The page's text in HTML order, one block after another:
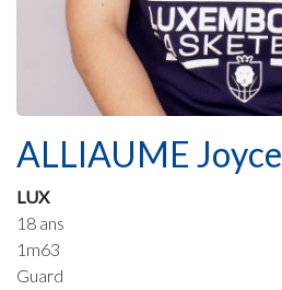
ALLIAUME Joyce
LUX
18 ans
1m63
Guard